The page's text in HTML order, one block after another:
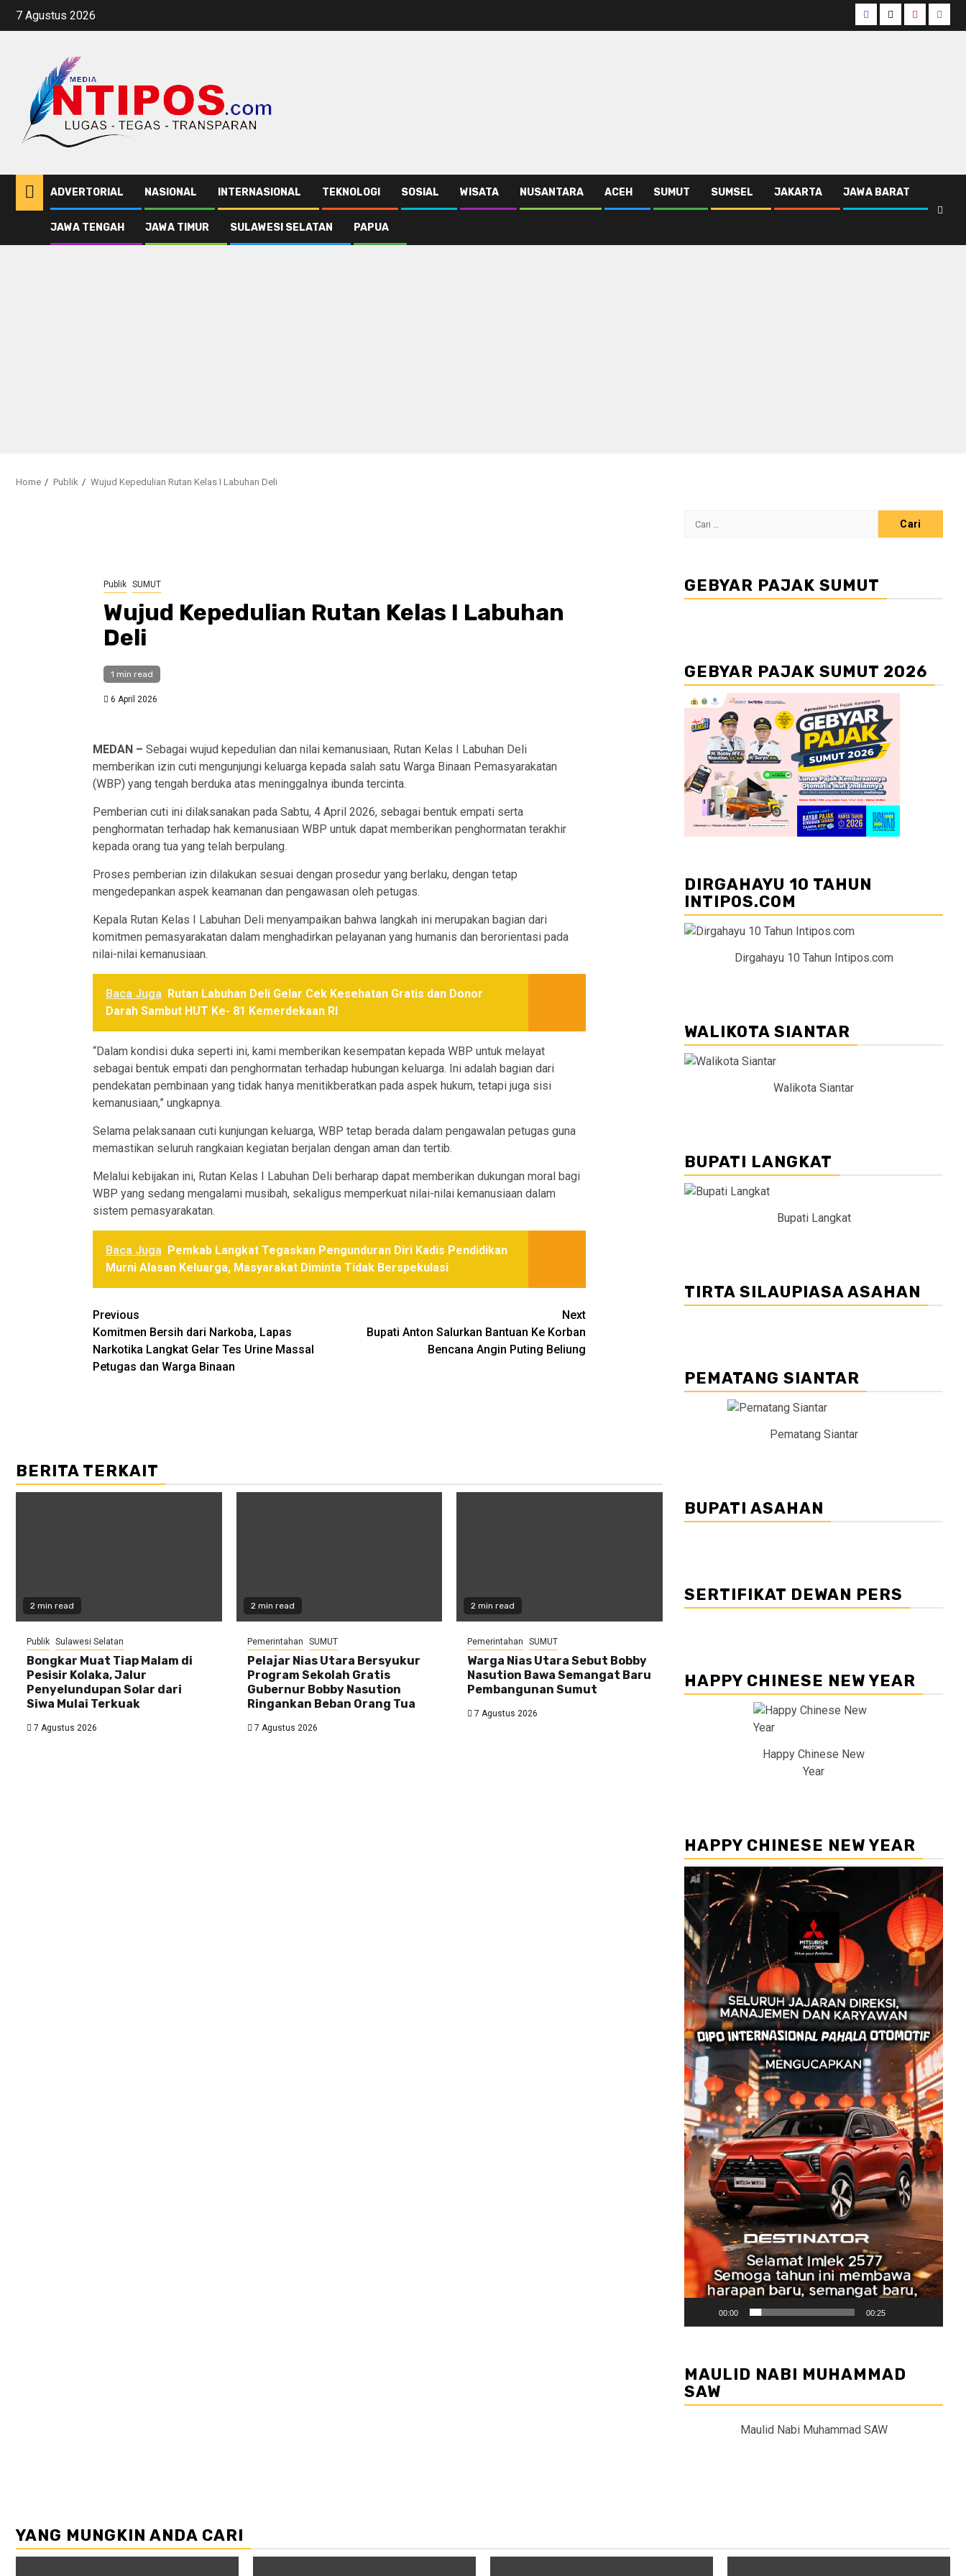
Skip
7 Agustus 2026 Facebook
TwitterYoutube
ADVERTORIAL NASIONAL INTERNASIONAL TEKNOLOGI SOSIAL WISATA NUSANTARA ACEH SUMUT SUMSEL JAKARTA JAWA BARAT
JAWA TENGAH JAWA TIMUR SULAWESI SELATAN PAPUA
Home Publik Wujud Kepedulian Rutan Kelas I Labuhan Deli
Publik SUMUT
Wujud Kepedulian Rutan Kelas I Labuhan
Deli
1 min read
6 April 2026
MEDAN – Sebagai wujud kepedulian dan nilai kemanusiaan, Rutan Kelas I Labuhan Deli
memberikan izin cuti mengunjungi keluarga kepada salah satu Warga Binaan Pemasyarakatan
(WBP) yang tengah berduka atas meninggalnya ibunda tercinta.
Pemberian cuti ini dilaksanakan pada Sabtu, 4 April 2026, sebagai bentuk empati serta
penghormatan terhadap hak kemanusiaan WBP untuk dapat memberikan penghormatan terakhir
kepada orang tua yang telah berpulang.
Proses pemberian izin dilakukan sesuai dengan prosedur yang berlaku, dengan tetap
mengedepankan aspek keamanan dan pengawasan oleh petugas.
Kepala Rutan Kelas I Labuhan Deli menyampaikan bahwa langkah ini merupakan bagian dari
komitmen pemasyarakatan dalam menghadirkan pelayanan yang humanis dan berorientasi pada
nilai-nilai kemanusiaan.
Baca Juga Rutan Labuhan Deli Gelar Cek Kesehatan Gratis dan Donor
Darah Sambut HUT Ke- 81 Kemerdekaan RI
“Dalam kondisi duka seperti ini, kami memberikan kesempatan kepada WBP untuk melayat
sebagai bentuk empati dan penghormatan terhadap hubungan keluarga. Ini adalah bagian dari
pendekatan pembinaan yang tidak hanya menitikberatkan pada aspek hukum, tetapi juga sisi
kemanusiaan,” ungkapnya.
Selama pelaksanaan cuti kunjungan keluarga, WBP tetap berada dalam pengawalan petugas guna
memastikan seluruh rangkaian kegiatan berjalan dengan aman dan tertib.
Melalui kebijakan ini, Rutan Kelas I Labuhan Deli berharap dapat memberikan dukungan moral bagi
WBP yang sedang mengalami musibah, sekaligus memperkuat nilai-nilai kemanusiaan dalam
sistem pemasyarakatan.
Baca Juga Pemkab Langkat Tegaskan Pengunduran Diri Kadis Pendidikan
Murni Alasan Keluarga, Masyarakat Diminta Tidak Berspekulasi
Post
navigation
Previous
Komitmen Bersih dari Narkoba, Lapas
Narkotika Langkat Gelar Tes Urine Massal
Petugas dan Warga Binaan
Next
Bupati Anton Salurkan Bantuan Ke Korban
Bencana Angin Puting Beliung
BERITA TERKAIT
2 min read
Publik Sulawesi Selatan
Bongkar Muat Tiap Malam di
Pesisir Kolaka, Jalur
Penyelundupan Solar dari
Siwa Mulai Terkuak
7 Agustus 2026
2 min read
Pemerintahan SUMUT
Pelajar Nias Utara Bersyukur
Program Sekolah Gratis
Gubernur Bobby Nasution
Ringankan Beban Orang Tua
7 Agustus 2026
2 min read
Pemerintahan SUMUT
Warga Nias Utara Sebut Bobby
Nasution Bawa Semangat Baru
Pembangunan Sumut
7 Agustus 2026
Cari
GEBYAR PAJAK SUMUT
GEBYAR PAJAK SUMUT 2026
DIRGAHAYU 10 TAHUN
INTIPOS.COM
Dirgahayu 10 Tahun Intipos.com
WALIKOTA SIANTAR
Walikota Siantar
BUPATI LANGKAT
Bupati Langkat
TIRTA SILAUPIASA ASAHAN
PEMATANG SIANTAR
Pematang Siantar
BUPATI ASAHAN
SERTIFIKAT DEWAN PERS
HAPPY CHINESE NEW YEAR
Happy Chinese New
Year
HAPPY CHINESE NEW YEAR
Pemutar
Video
00:00 00:25
MAULID NABI MUHAMMAD
SAW
Maulid Nabi Muhammad SAW
YANG MUNGKIN ANDA CARI